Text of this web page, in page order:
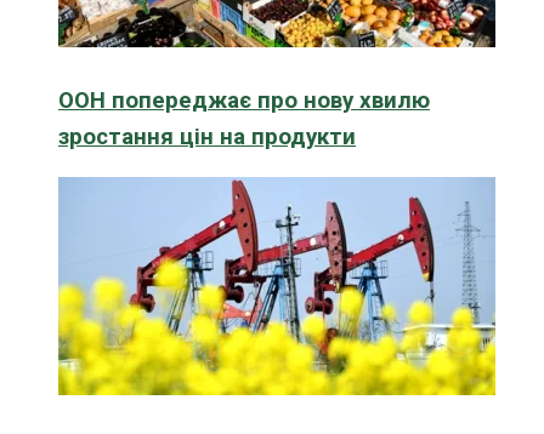
ООН попереджає про нову хвилю
зростання цін на продукти